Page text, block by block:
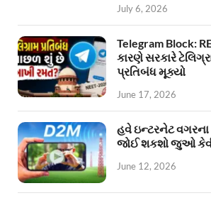
July 6, 2026
Telegram Block:
કારણે સરકારે
પ્રતિબંધ મૂક્યો
June 17, 2026
હવે ઇન્ટરનેટ વગરના
જોઈ શકશો જુઓ
June 12, 2026